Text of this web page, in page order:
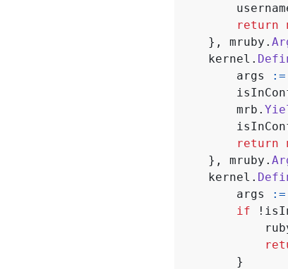
return
},
mruby .
kernel .
args
:=
mrb .
return
},
mruby .
kernel .
args
:=
if
!
}